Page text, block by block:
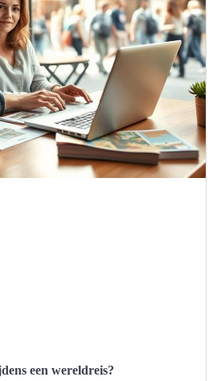
een wereldreis?